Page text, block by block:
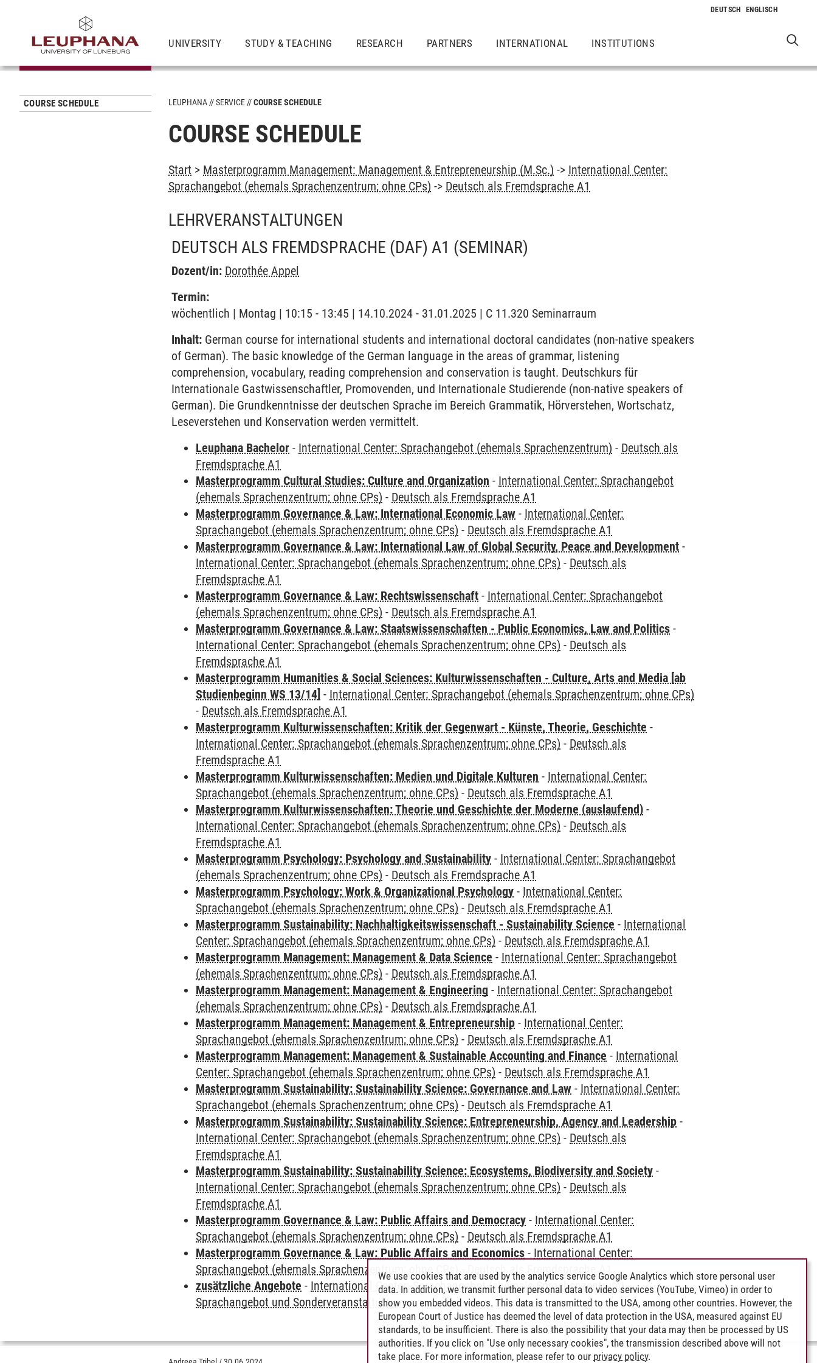
UNIVERSITY STUDY & TEACHING RESEARCH PARTNERS INTERNATIONAL INSTITUTIONS
COURSE SCHEDULE LEUPHANA SERVICE COURSE SCHEDULE
COURSE SCHEDULE
Start > Masterprogramm Management: Management & Entrepreneurship (M.Sc.) -> International Center:
Sprachangebot (ehemals Sprachenzentrum; ohne CPs) -> Deutsch als Fremdsprache A1
LEHRVERANSTALTUNGEN
DEUTSCH ALS FREMDSPRACHE (DAF) A1 (SEMINAR)
Dozent/in: Dorothée Appel
Termin:
wöchentlich | Montag | 10:15 - 13:45 | 14.10.2024 - 31.01.2025 | C 11.320 Seminarraum
Inhalt: German course for international students and international doctoral candidates (non-native speakers
of German). The basic knowledge of the German language in the areas of grammar, listening
comprehension, vocabulary, reading comprehension and conservation is taught. Deutschkurs für
Internationale Gastwissenschaftler, Promovenden, und Internationale Studierende (non-native speakers of
German). Die Grundkenntnisse der deutschen Sprache im Bereich Grammatik, Hörverstehen, Wortschatz,
Leseverstehen und Konservation werden vermittelt.
Leuphana Bachelor - International Center: Sprachangebot (ehemals Sprachenzentrum) - Deutsch als
Fremdsprache A1
Masterprogramm Cultural Studies: Culture and Organization - International Center: Sprachangebot
(ehemals Sprachenzentrum; ohne CPs) - Deutsch als Fremdsprache A1
Masterprogramm Governance & Law: International Economic Law - International Center:
Sprachangebot (ehemals Sprachenzentrum; ohne CPs) - Deutsch als Fremdsprache A1
Masterprogramm Governance & Law: International Law of Global Security, Peace and Development -
International Center: Sprachangebot (ehemals Sprachenzentrum; ohne CPs) - Deutsch als
Fremdsprache A1
Masterprogramm Governance & Law: Rechtswissenschaft - International Center: Sprachangebot
(ehemals Sprachenzentrum; ohne CPs) - Deutsch als Fremdsprache A1
Masterprogramm Governance & Law: Staatswissenschaften - Public Economics, Law and Politics -
International Center: Sprachangebot (ehemals Sprachenzentrum; ohne CPs) - Deutsch als
Fremdsprache A1
Masterprogramm Humanities & Social Sciences: Kulturwissenschaften - Culture, Arts and Media [ab
Studienbeginn WS 13/14] - International Center: Sprachangebot (ehemals Sprachenzentrum; ohne CPs)
- Deutsch als Fremdsprache A1
Masterprogramm Kulturwissenschaften: Kritik der Gegenwart - Künste, Theorie, Geschichte -
International Center: Sprachangebot (ehemals Sprachenzentrum; ohne CPs) - Deutsch als
Fremdsprache A1
Masterprogramm Kulturwissenschaften: Medien und Digitale Kulturen - International Center:
Sprachangebot (ehemals Sprachenzentrum; ohne CPs) - Deutsch als Fremdsprache A1
Masterprogramm Kulturwissenschaften: Theorie und Geschichte der Moderne (auslaufend) -
International Center: Sprachangebot (ehemals Sprachenzentrum; ohne CPs) - Deutsch als
Fremdsprache A1
Masterprogramm Psychology: Psychology and Sustainability - International Center: Sprachangebot
(ehemals Sprachenzentrum; ohne CPs) - Deutsch als Fremdsprache A1
Masterprogramm Psychology: Work & Organizational Psychology - International Center:
Sprachangebot (ehemals Sprachenzentrum; ohne CPs) - Deutsch als Fremdsprache A1
Masterprogramm Sustainability: Nachhaltigkeitswissenschaft - Sustainability Science - International
Center: Sprachangebot (ehemals Sprachenzentrum; ohne CPs) - Deutsch als Fremdsprache A1
Masterprogramm Management: Management & Data Science - International Center: Sprachangebot
(ehemals Sprachenzentrum; ohne CPs) - Deutsch als Fremdsprache A1
Masterprogramm Management: Management & Engineering - International Center: Sprachangebot
(ehemals Sprachenzentrum; ohne CPs) - Deutsch als Fremdsprache A1
Masterprogramm Management: Management & Entrepreneurship - International Center:
Sprachangebot (ehemals Sprachenzentrum; ohne CPs) - Deutsch als Fremdsprache A1
Masterprogramm Management: Management & Sustainable Accounting and Finance - International
Center: Sprachangebot (ehemals Sprachenzentrum; ohne CPs) - Deutsch als Fremdsprache A1
Masterprogramm Sustainability: Sustainability Science: Governance and Law - International Center:
Sprachangebot (ehemals Sprachenzentrum; ohne CPs) - Deutsch als Fremdsprache A1
Masterprogramm Sustainability: Sustainability Science: Entrepreneurship, Agency and Leadership -
International Center: Sprachangebot (ehemals Sprachenzentrum; ohne CPs) - Deutsch als
Fremdsprache A1
Masterprogramm Sustainability: Sustainability Science: Ecosystems, Biodiversity and Society -
International Center: Sprachangebot (ehemals Sprachenzentrum; ohne CPs) - Deutsch als
Fremdsprache A1
Masterprogramm Governance & Law: Public Affairs and Democracy - International Center:
Sprachangebot (ehemals Sprachenzentrum; ohne CPs) - Deutsch als Fremdsprache A1
Masterprogramm Governance & Law: Public Affairs and Economics - International Center:
Sprachangebot (ehemals Sprachenzentrum; ohne CPs) -
Deutsch als Fremdsprache A1
zusätzliche Angebote - International Center: Sprachangebot (ehemals Sprachenzentrum)-
Sprachangebot und Sonderveranstaltungen
We use cookies that are used by the analytics service Google Analytics which store personal user
data. In addition, we transmit further personal data to video services (YouTube, Vimeo) in order to
show you embedded videos. This data is transmitted to the USA, among other countries. However, the
European Court of Justice has deemed the level of data protection in the USA, measured against EU
standards, to be insufficient. There is also the possibility that your data may then be processed by US
authorities. If you click on "Use only necessary cookies", the transmission described above will not
take place. For more information, please refer to our privacy policy.